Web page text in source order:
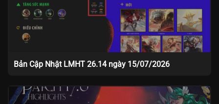
Bản Cập Nhật LMHT 26.14 ngày 15/07/2026